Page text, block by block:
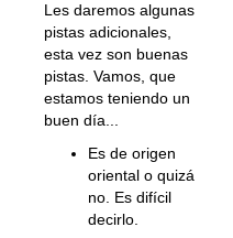
Les daremos algunas
pistas adicionales,
esta vez son buenas
pistas. Vamos, que
estamos teniendo un
buen día...
Es de origen
oriental o quizá
no. Es difícil
decirlo.